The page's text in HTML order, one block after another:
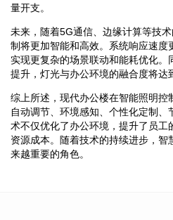
量开支。
未来，随着5G通信、边缘计算等技
制将更加智能和高效。系统响应速度
实现更复杂的场景联动和能耗优化。
提升，灯光与办公环境的融合度将达
综上所述，现代办公楼在智能照明控
自动调节、环境感知、个性化定制
术不仅优化了办公环境，提升了员工
资源成本。随着技术的持续进步，智
来越重要的角色。